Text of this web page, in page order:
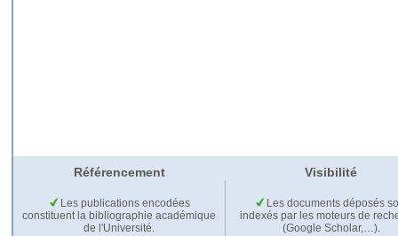
Référencement Visibilité
Les publications encodées
constituent la bibliographie académique
de l'Université.
Les documents déposés
indexés par les moteurs de
(Google Scholar,…).